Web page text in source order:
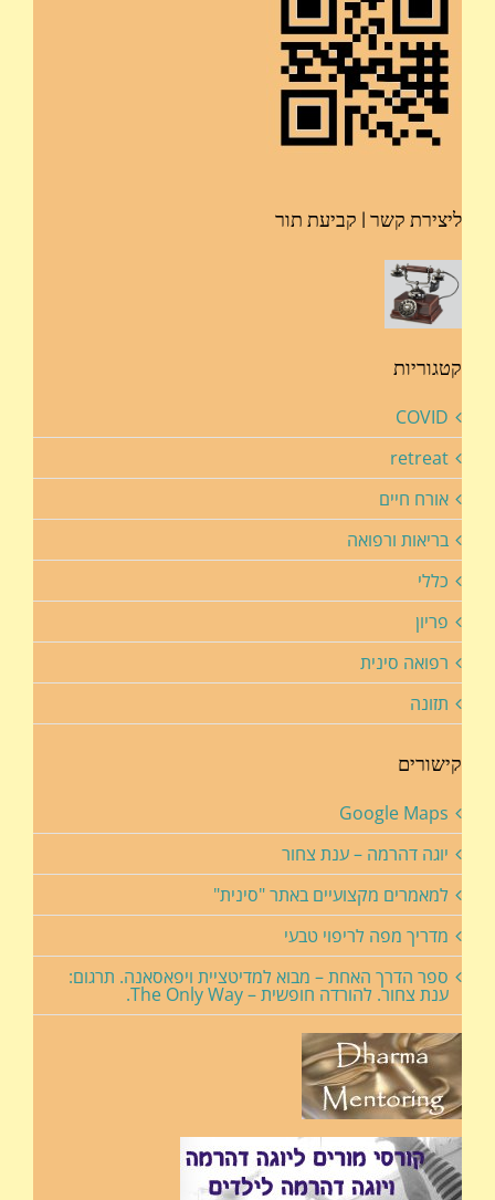
ליצירת קשר | קביעת תור
קטגוריות
COVID
retreat
אורח חיים
בריאות ורפואה
כללי
פריון
רפואה סינית
תזונה
קישורים
Google Maps
יוגה דהרמה – ענת צחור
למאמרים מקצועיים באתר "סינית"
מדריך מפה לריפוי טבעי
ספר הדרך האחת – מבוא למדיטציית ויפאסאנה. תרגום:
ענת צחור. להורדה חופשית – The Only Way.